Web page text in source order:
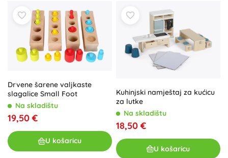
Drvene šarene valjkaste
slagalice Small Foot
Na skladištu
19,50 €
U košaricu
Kuhinjski namještaj za kućicu
za lutke
Na skladištu
18,50 €
U košaricu